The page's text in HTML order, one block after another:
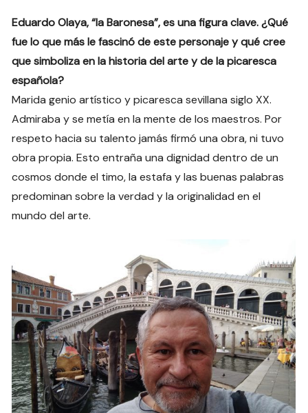
Eduardo Olaya, “la Baronesa”, es una figura clave. ¿Qué
fue lo que más le fascinó de este personaje y qué cree
que simboliza en la historia del arte y de la picaresca
española?
Marida genio artístico y picaresca sevillana siglo XX.
Admiraba y se metía en la mente de los maestros. Por
respeto hacia su talento jamás firmó una obra, ni tuvo
obra propia. Esto entraña una dignidad dentro de un
cosmos donde el timo, la estafa y las buenas palabras
predominan sobre la verdad y la originalidad en el
mundo del arte.